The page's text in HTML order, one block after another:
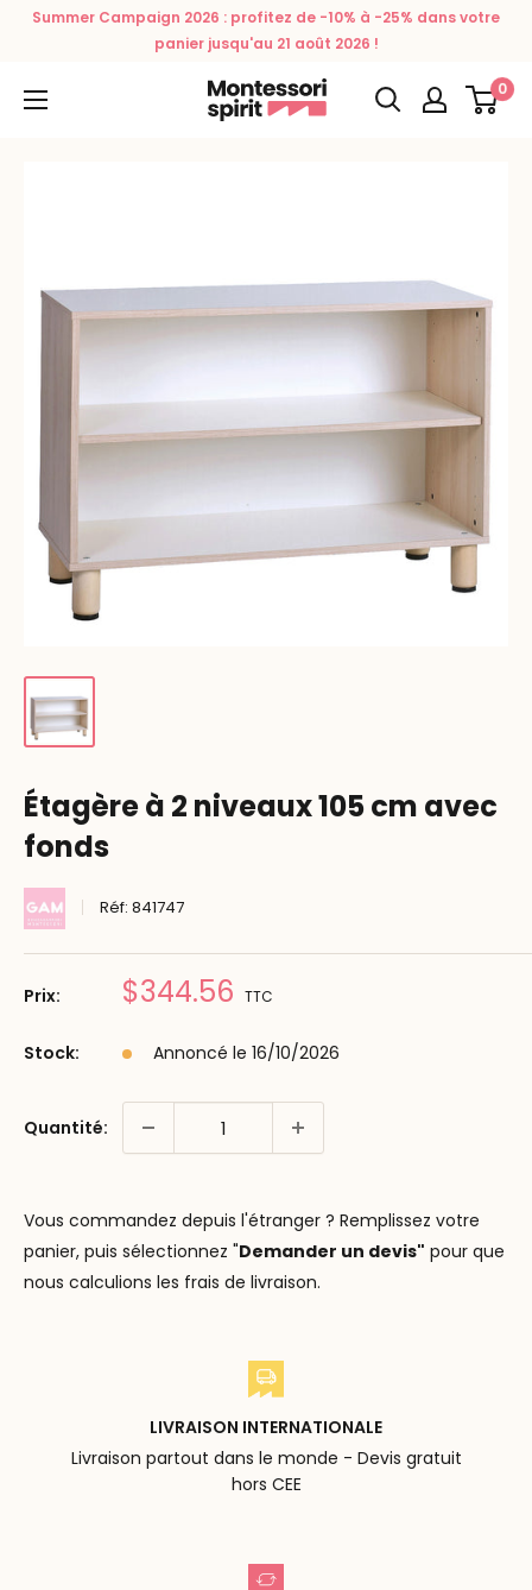
PasserSummer Campaign 2026 : profitez de -10% à -25% dans votre
panier jusqu'au 21 août 2026 !
Montessori
Spirit
0
Étagère à 2 niveaux 105 cm avec
fonds
Réf: 841747
Prix: Prix
$344.56 TTC
Stock: Annoncé le 16/10/2026
Quantité:
Vous commandez depuis l'étranger ? Remplissez votre
panier, puis sélectionnez "Demander un devis" pour que
nous calculions les frais de livraison.
LIVRAISON INTERNATIONALE
Livraison partout dans le monde - Devis gratuit
hors CEE